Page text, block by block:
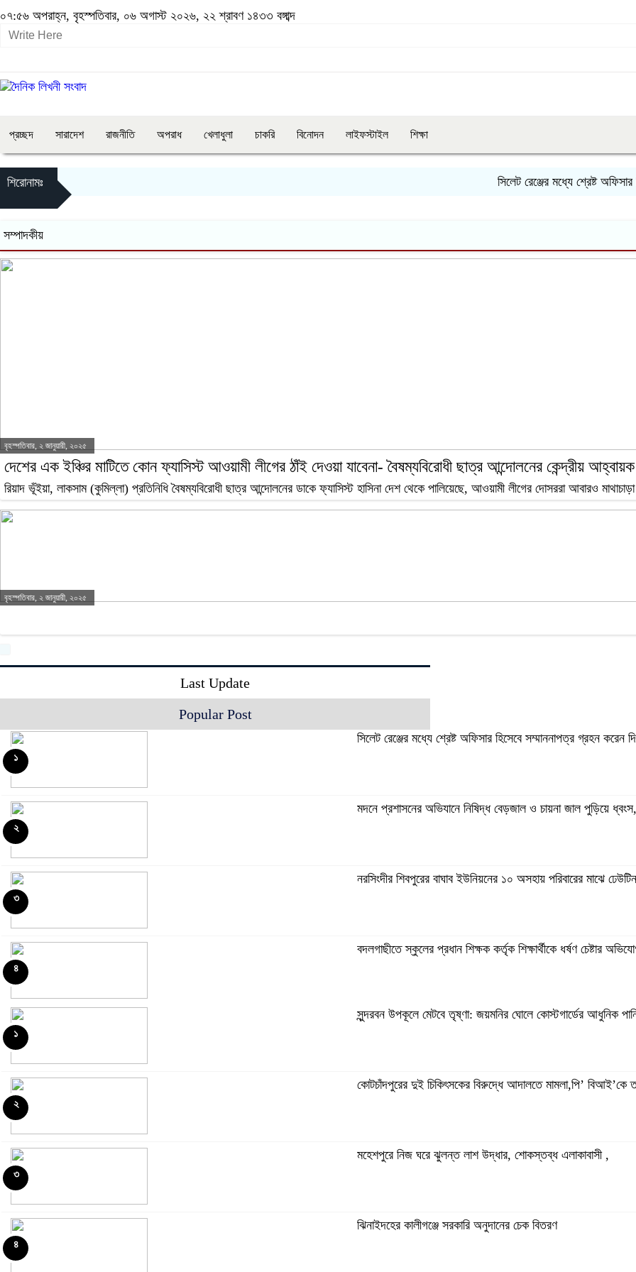
০৭:৫৬ অপরাহ্ন, বৃহস্পতিবার, ০৬ অগাস্ট ২০২৬, ২২ শ্রাবণ ১৪৩৩ বঙ্গাব্দ
প্রচ্ছদ সারাদেশ রাজনীতি অপরাধ খেলাধুলা চাকরি বিনোদন লাইফস্টাইল শিক্ষা
শিরোনামঃ সিলেট রেঞ্জের মধ্যে শ্রেষ্ট অফিসার
সম্পাদকীয়
বৃহস্পতিবার, ২ জানুয়ারী, ২০২৫
দেশের এক ইঞ্চির মাটিতে কোন ফ্যাসিস্ট আওয়ামী লীগের ঠাঁই দেওয়া যাবেনা- বৈষম্যবিরোধী ছাত্র আন্দোলনের কেন্দ্রীয়
রিয়াদ ভূঁইয়া, লাকসাম (কুমিল্লা) প্রতিনিধি বৈষম্যবিরোধী ছাত্র আন্দোলনের ডাকে ফ্যাসিস্ট হাসিনা দেশ থেকে পালিয়েছে, আওয়ামী লীগের দোসররা আবারও
বৃহস্পতিবার, ২ জানুয়ারী, ২০২৫
Last Update
Popular Post
সিলেট রেঞ্জের মধ্যে শ্রেষ্ট অফিসার হিসেবে সম্মাননাপত্র গ্রহন করেন
১
মদনে প্রশাসনের অভিযানে নিষিদ্ধ বেড়জাল ও চায়না জাল পুড়িয়ে ধ্বংস,
২
নরসিংদীর শিবপুরের বাঘাব ইউনিয়নের ১০ অসহায় পরিবারের মাঝে
৩
বদলগাছীতে স্কুলের প্রধান শিক্ষক কর্তৃক শিক্ষার্থীকে ধর্ষণ চেষ্টার
৪
অভয়নগরের হিদিয়া এ,এনএইচ মাধ্যমিক বিদ্যালয়ের ভরপ্রাপ্ত প্রধান
৫
মহেশপুরে ১৫০ পিস ইয়াবাসহ মাদক কারবারি আটক, ভ্রাম্যমাণ
৬
সুন্দরবন উপকূলে মেটবে তৃষ্ণা: জয়মনির ঘোলে কোস্টগার্ডের আধুনিক পানির
৭
কোটচাঁদপুরে চাঞ্চল্যকর চোরচক্রের ৪ সদস্য গ্রেপ্তার,উদ্ধার ২টি
৮
সুন্দরবন উপকূলে মেটবে তৃষ্ণা: জয়মনির ঘোলে কোস্টগার্ডের আধুনিক পানির
১
কোটচাঁদপুরের দুই চিকিৎসকের বিরুদ্ধে আদালতে মামলা,পি’ বিআই’কে
২
মহেশপুরে নিজ ঘরে ঝুলন্ত লাশ উদ্ধার, শোকস্তব্ধ এলাকাবাসী ,
৩
ঝিনাইদহের কালীগঞ্জে সরকারি অনুদানের চেক বিতরণ
৪